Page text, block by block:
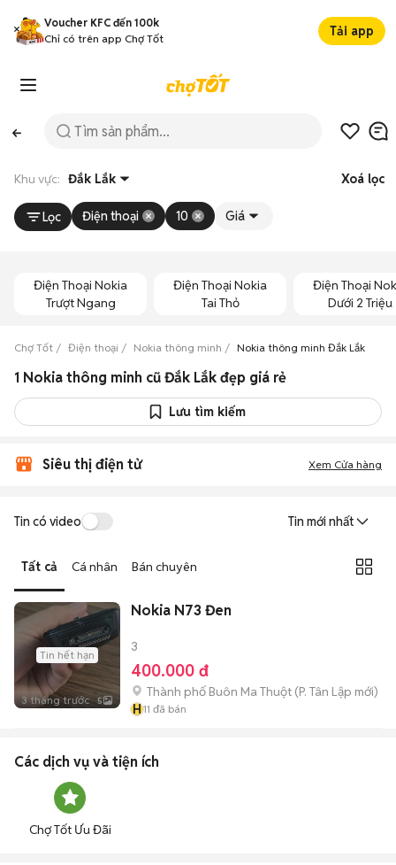
Voucher KFC đến 100k
Chỉ có trên app Chợ Tốt
Tải app
Khu vực: Đắk Lắk Xoá lọc
Lọc Điện thoại 10 Giá
Điện Thoại Nokia
Trượt Ngang
Điện Thoại Nokia
Tai Thỏ
Điện Thoại
Dưới 2 Triệu
Chợ Tốt Điện thoại Nokia thông minh Nokia thông minh Đắk Lắk
1 Nokia thông minh cũ Đắk Lắk đẹp giá rẻ
Lưu tìm kiếm
Siêu thị điện tử Xem Cửa hàng
Tin có video Tin mới nhất
Tất cả Cá nhân Bán chuyên
Tin hết hạn
3 tháng trước 5
Nokia N73 Đen
3
400.000 đ
Thành phố Buôn Ma Thuột (P. Tân Lập mới)
H11 đã bán
Các dịch vụ và tiện ích
Chợ Tốt Ưu Đãi